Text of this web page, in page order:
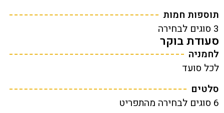
תוספות חמות
3 סוגים לבחירה
סעודת בוקר
לחמניה
לכל סועד
סלטים
6 סוגים לבחירה מהתפריט